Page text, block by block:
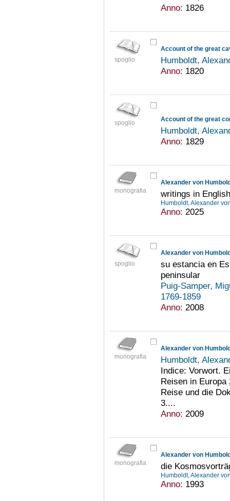
Anno: 1826
spoglio
Account of the great
Humboldt,
Anno: 1820
spoglio
Humboldt,
Anno: 1829
monografia
Alexander von
writings in English
Humboldt, Alexander
Anno: 2025
spoglio
Alexander von
su estancia en
peninsular
Puig-Samper,
1769-1859
Anno: 2008
monografia
Humboldt,
Indice: Vorwort.
Reisen in
Reise und die
3....
Anno: 2009
monografia
Alexander von
die
Humboldt, Alexander
Anno: 1993